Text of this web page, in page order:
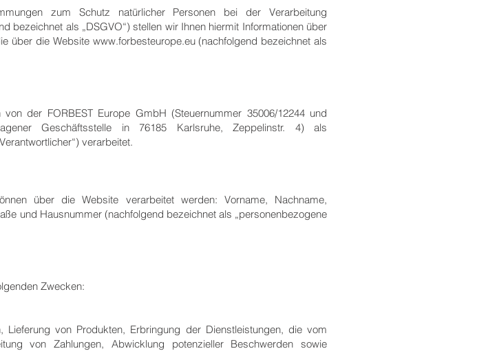
zum Schutz natürlicher Personen bei der Verarbeitung
bezeichnet als „DSGVO“) stellen wir Ihnen hiermit Informationen über
über die Website www.forbesteurope.eu(nachfolgend bezeichnet als
der FORBEST Europe GmbH (Steuernummer 35006/12244 und
Geschäftsstelle in 76185 Karlsruhe, Zeppelinstr. 4) als
verarbeitet.
über die Website verarbeitet werden: Vorname, Nachname,
und Hausnummer (nachfolgend bezeichnet als „personenbezogene
Zwecken:
von Produkten, Erbringung der Dienstleistungen, die vom
von Zahlungen, Abwicklung potenzieller Beschwerden sowie